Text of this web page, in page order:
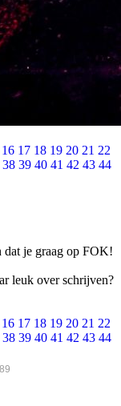
16 17 18 19 20 21 22
38 39 40 41 42 43 44
dat je graag op FOK!
leuk over schrijven?
16 17 18 19 20 21 22
38 39 40 41 42 43 44